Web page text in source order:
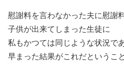
慰謝料を言わなかった夫に慰謝
子供が出来てしまった生徒に
私もかつては同じような状況で
早まった結果がこれだというこ